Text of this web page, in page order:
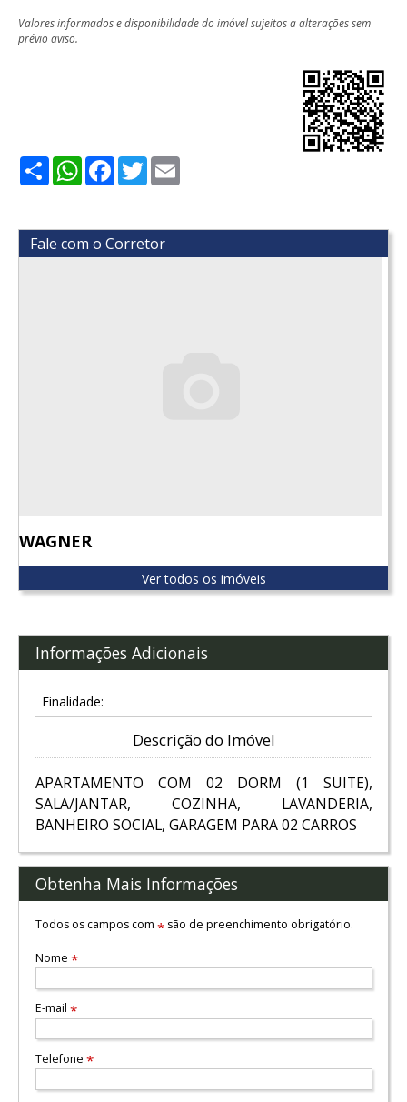
Valores informados e disponibilidade do imóvel sujeitos a alterações sem
prévio aviso.
ShareWhatsApp
Facebook
Twitter
Fale com o Corretor
WAGNER
Ver todos os imóveis
Informações Adicionais
Finalidade:
Descrição do Imóvel
APARTAMENTO COM 02 DORM (1 SUITE),
SALA/JANTAR, COZINHA, LAVANDERIA,
BANHEIRO SOCIAL, GARAGEM PARA 02 CARROS
Obtenha Mais Informações
Todos os campos com *são de preenchimento obrigatório.
Nome *
E-mail *
Telefone *